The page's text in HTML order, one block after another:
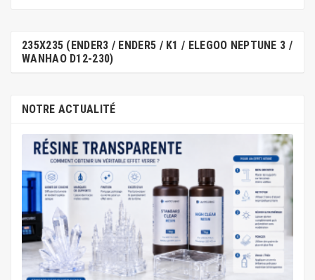
235X235 (ENDER3 / ENDER5 / K1 / ELEGOO NEPTUNE 3 /
WANHAO D12-230)
NOTRE ACTUALITÉ